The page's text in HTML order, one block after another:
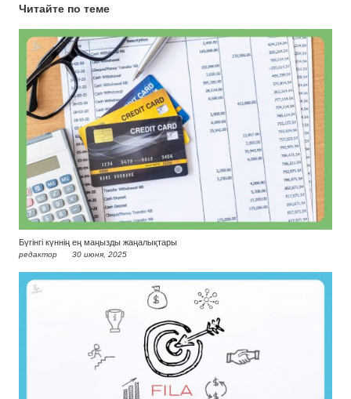
Читайте по теме
Бүгінгі күннің ең маңызды жаңалықтары
редактор 30 июня, 2025